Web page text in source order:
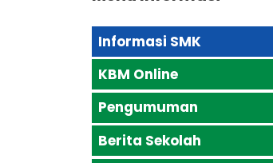
Informasi SMK
KBM Online
Pengumuman
Berita Sekolah